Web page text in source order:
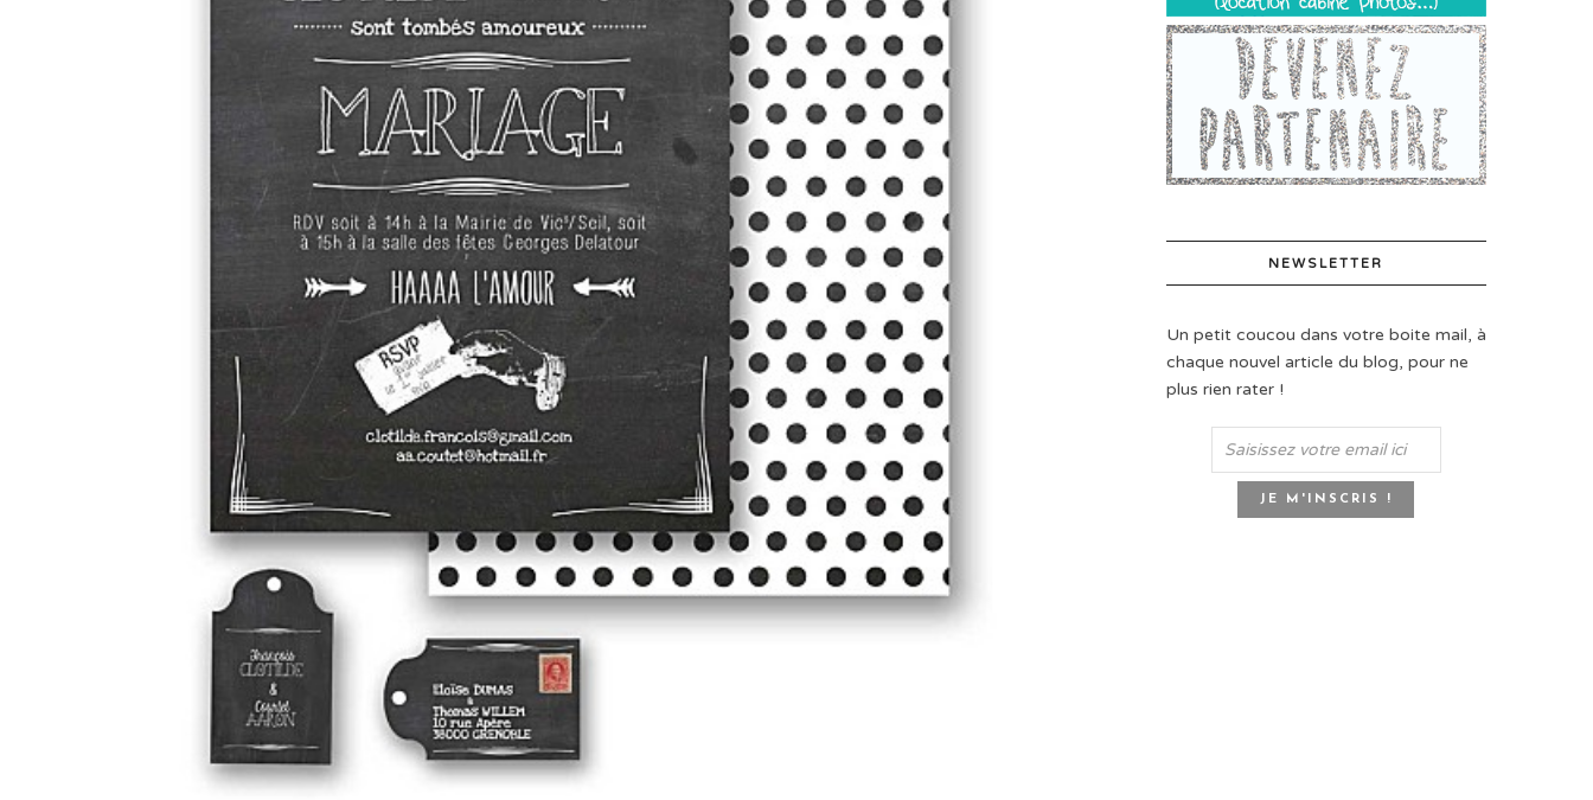
NEWSLETTER
Un petit coucou dans votre boite mail, à
chaque nouvel article du blog, pour ne
plus rien rater !